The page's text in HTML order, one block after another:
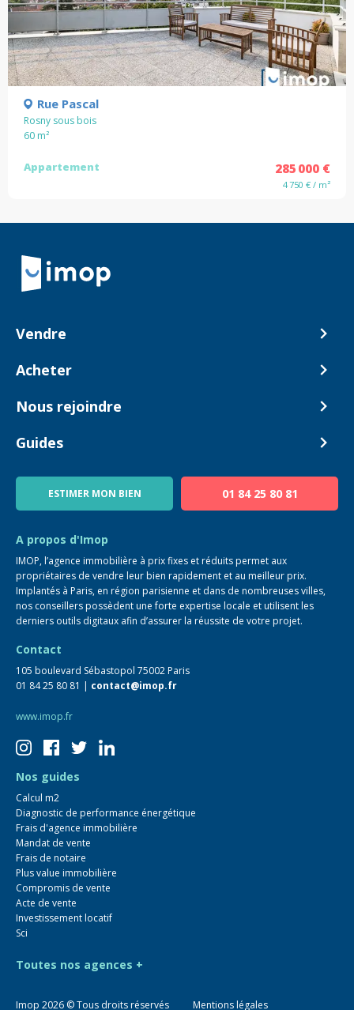
Rue Pascal
Rosny sous bois
60 m²
Appartement 285 000 €
4 750 € / m²
Retour à la navigation principale
Vendre
Comment ça marche ?
Acheter
Biens en vente
Nous rejoindre
Devenir Conseiller
Guides
Blog
ESTIMER MON BIEN 01 84 25 80 81
A propos d'Imop
IMOP, l’agence immobilière à prix fixes et réduits permet aux
propriétaires de vendre leur bien rapidement et au meilleur prix.
Implantés à Paris, en région parisienne et dans de nombreuses villes,
nos conseillers possèdent une forte expertise locale et utilisent les
derniers outils digitaux afin d’assurer la réussite de votre projet.
Contact
105 boulevard Sébastopol 75002 Paris
01 84 25 80 81 | contact@imop.fr
www.imop.fr
Nos guides
Calcul m2
Diagnostic de performance énergétique
Frais d'agence immobilière
Mandat de vente
Frais de notaire
Plus value immobilière
Compromis de vente
Acte de vente
Investissement locatif
Sci
Toutes nos agences +
Imop 2026 © Tous droits réservés Mentions légales